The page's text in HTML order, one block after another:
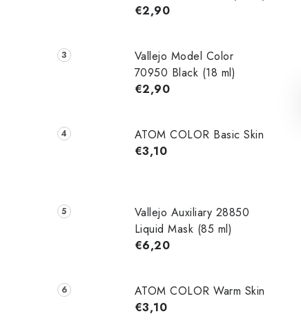
€2,90
Vallejo Model Color
70950 Black (18 ml)
€2,90
ATOM COLOR Basic Skin
€3,10
Vallejo Auxiliary 28850
Liquid Mask (85 ml)
€6,20
ATOM COLOR Warm Skin
€3,10